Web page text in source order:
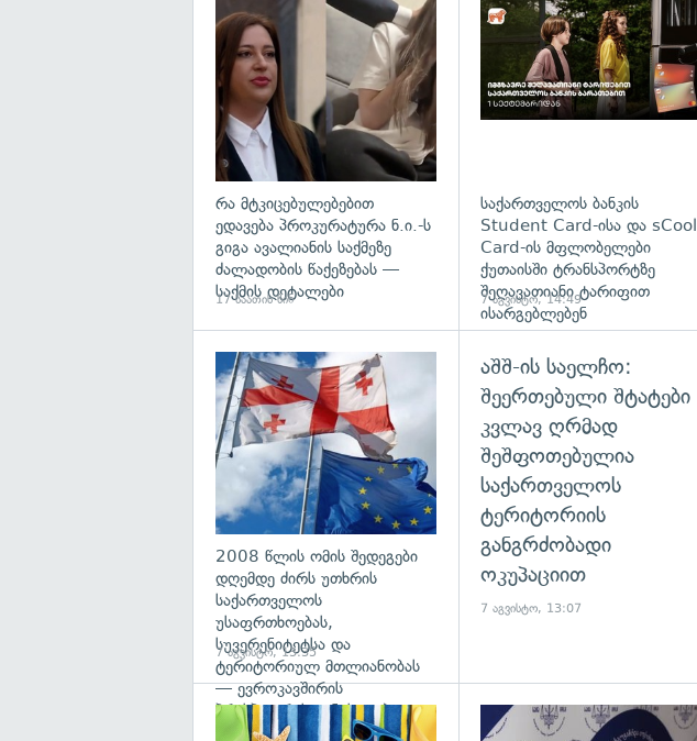
გადახედვა
რა მტკიცებულებებით
ედავება პროკურატურა ნ.ი.-ს
გიგა ავალიანის საქმეზე
ძალადობის წაქეზებას —
საქმის დეტალები
17 საათის წინ
საქართველოს ბანკის
Student Card-ისა და sCool
Card-ის მფლობელები
ქუთაისში ტრანსპორტზე
შეღავათიანი ტარიფით
ისარგებლებენ
7 აგვისტო, 14:49
გადახედვა
2008 წლის ომის შედეგები
დღემდე ძირს უთხრის
საქართველოს
უსაფრთხოებას,
სუვერენიტეტსა და
ტერიტორიულ მთლიანობას
— ევროკავშირის
პრესპიკერის განცხადება
7 აგვისტო, 13:35
აშშ-ის საელჩო:
შეერთებული შტატები
კვლავ ღრმად
შეშფოთებულია
საქართველოს
ტერიტორიის
განგრძობადი
ოკუპაციით
7 აგვისტო, 13:07
გადახედვა